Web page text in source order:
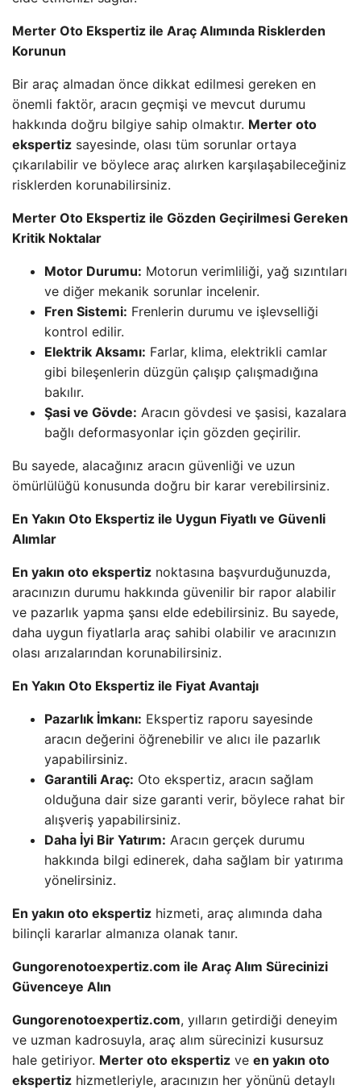
Merter Oto Ekspertiz ile Araç Alımında Risklerden
Korunun
Bir araç almadan önce dikkat edilmesi gereken en
önemli faktör, aracın geçmişi ve mevcut durumu
hakkında doğru bilgiye sahip olmaktır. Merter oto
ekspertiz sayesinde, olası tüm sorunlar ortaya
çıkarılabilir ve böylece araç alırken karşılaşabileceğiniz
risklerden korunabilirsiniz.
Merter Oto Ekspertiz ile Gözden Geçirilmesi Gereken
Kritik Noktalar
Motor Durumu: Motorun verimliliği, yağ sızıntıları
ve diğer mekanik sorunlar incelenir.
Fren Sistemi: Frenlerin durumu ve işlevselliği
kontrol edilir.
Elektrik Aksamı: Farlar, klima, elektrikli camlar
gibi bileşenlerin düzgün çalışıp çalışmadığına
bakılır.
Şasi ve Gövde: Aracın gövdesi ve şasisi, kazalara
bağlı deformasyonlar için gözden geçirilir.
Bu sayede, alacağınız aracın güvenliği ve uzun
ömürlülüğü konusunda doğru bir karar verebilirsiniz.
En Yakın Oto Ekspertiz ile Uygun Fiyatlı ve Güvenli
Alımlar
En yakın oto ekspertiz noktasına başvurduğunuzda,
aracınızın durumu hakkında güvenilir bir rapor alabilir
ve pazarlık yapma şansı elde edebilirsiniz. Bu sayede,
daha uygun fiyatlarla araç sahibi olabilir ve aracınızın
olası arızalarından korunabilirsiniz.
En Yakın Oto Ekspertiz ile Fiyat Avantajı
Pazarlık İmkanı: Ekspertiz raporu sayesinde
aracın değerini öğrenebilir ve alıcı ile pazarlık
yapabilirsiniz.
Garantili Araç: Oto ekspertiz, aracın sağlam
olduğuna dair size garanti verir, böylece rahat bir
alışveriş yapabilirsiniz.
Daha İyi Bir Yatırım: Aracın gerçek durumu
hakkında bilgi edinerek, daha sağlam bir yatırıma
yönelirsiniz.
En yakın oto ekspertiz hizmeti, araç alımında daha
bilinçli kararlar almanıza olanak tanır.
Gungorenotoexpertiz.com ile Araç Alım Sürecinizi
Güvenceye Alın
Gungorenotoexpertiz.com, yılların getirdiği deneyim
ve uzman kadrosuyla, araç alım sürecinizi kusursuz
hale getiriyor. Merter oto ekspertiz ve en yakın oto
ekspertiz hizmetleriyle, aracınızın her yönünü detaylı